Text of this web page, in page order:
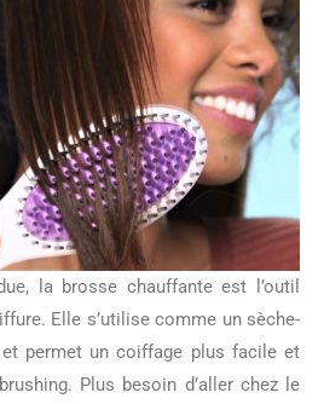
la brosse chauffante est l’outil
Elle s’utilise comme un sèche-
permet un coiffage plus facile et
Plus besoin d’aller chez le